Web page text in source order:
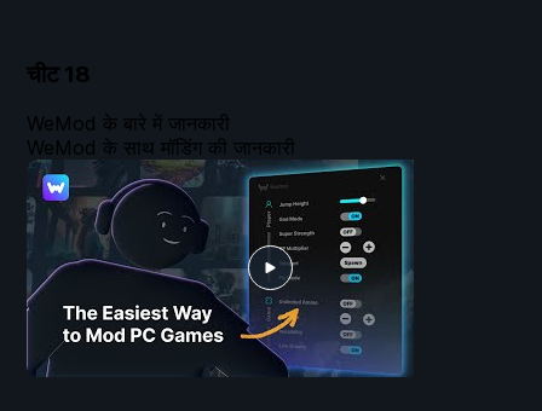
चीट 18
WeMod के बारे में जानकारी
WeMod के साथ मॉडिंग की जानकारी